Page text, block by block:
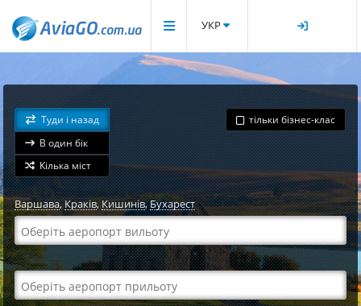
УКР
Туди і назад
В один бік
Кілька міст
тільки бізнес-клас
Варшава,Краків,Кишинів,Бухарест